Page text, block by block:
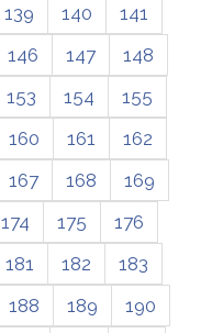
139 140
141
146 147
148
153 154
155
160 161
162
167 168
169
174 175
176
181 182
183
188 189
190